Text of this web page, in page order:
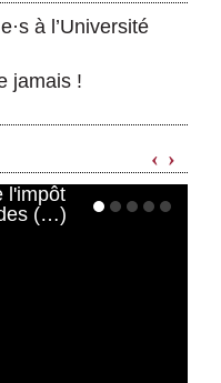
e·s à l’Université
jamais !
‹ ›